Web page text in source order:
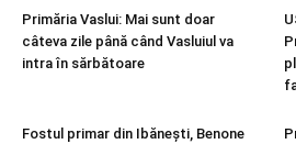
Primăria Vaslui: Mai sunt doar
câteva zile până când Vasluiul va
intra în sărbătoare
Fostul primar din Ibănești, Benone